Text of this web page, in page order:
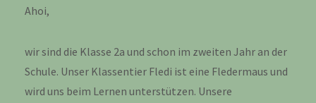
Ahoi,
wir sind die Klasse 2a und schon im zweiten Jahr an der
Schule. Unser Klassentier Fledi ist eine Fledermaus und
wird uns beim Lernen unterstützen. Unsere